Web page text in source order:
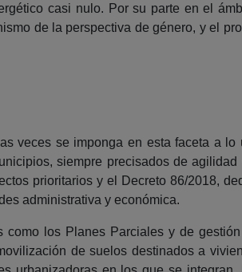
casi nulo. Por su parte en el
de la perspectiva de género, y el
veces se imponga en esta faceta a
siempre precisados de
prioritarios y el Decreto 86/2018,
administrativa y económica.
los Planes Parciales y de
de suelos destinados a